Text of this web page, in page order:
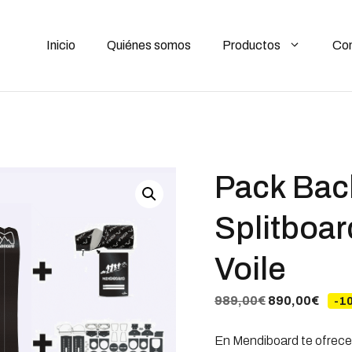
Inicio Quiénes somos Productos
Pack
Voile
989,00€ El
original
890,00€El -
En Mendiboard te
989,00€.